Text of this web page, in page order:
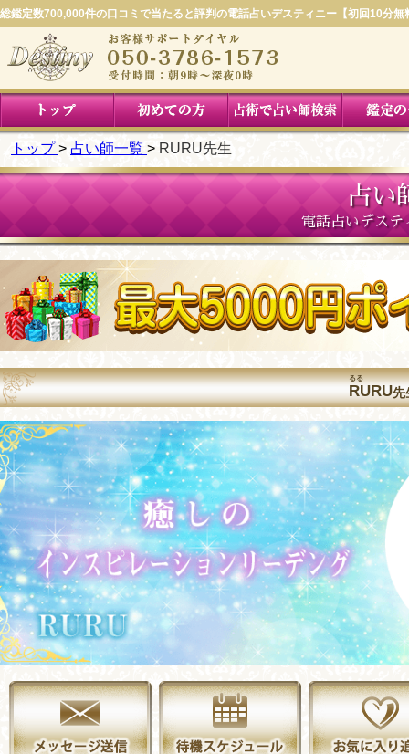
総鑑定数700,000件の口コミで当たると評判の電話占いデスティニー【初回10分無
トップ 占い師一覧 RURU先生
占い
電話占いデス
るる
RURU先